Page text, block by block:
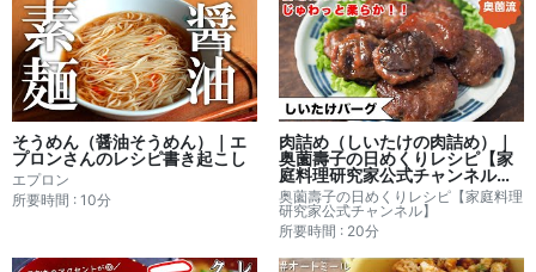
そうめん（醤油そうめん）｜エ
プロンさんのレシピ書き起こし
エプロン
所要時間 : 10分
肉詰め（しいたけの肉詰め）｜
奥薗壽子の日めくりレシピ【家
庭料理研究家公式チャンネル】
さんのレシピ書き起こし
奥薗壽子の日めくりレシピ【家庭料理
研究家公式チャンネル】
所要時間 : 20分